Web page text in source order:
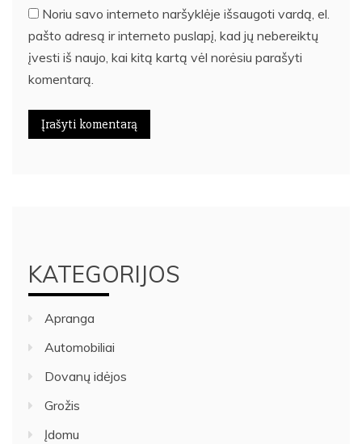
Noriu savo interneto naršyklėje išsaugoti vardą, el.
pašto adresą ir interneto puslapį, kad jų nebereiktų
įvesti iš naujo, kai kitą kartą vėl norėsiu parašyti
komentarą.
KATEGORIJOS
Apranga
Automobiliai
Dovanų idėjos
Grožis
Įdomu